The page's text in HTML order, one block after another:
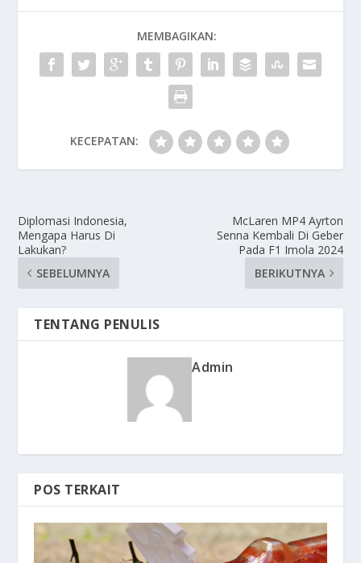
MEMBAGIKAN:
KECEPATAN:
Diplomasi Indonesia,
Mengapa Harus Di
Lakukan?
SEBELUMNYA
McLaren MP4 Ayrton
Senna Kembali Di Geber
Pada F1 Imola 2024
BERIKUTNYA
TENTANG PENULIS
Admin
POS TERKAIT